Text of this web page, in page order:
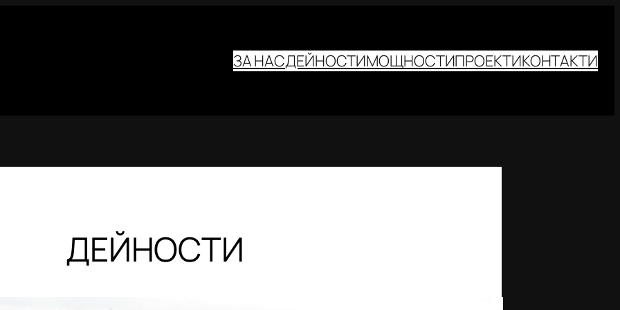
ЗА НАСДЕЙНОСТИМОЩНОСТИПРОЕКТИКОНТАКТИ
ДЕЙНОСТИ